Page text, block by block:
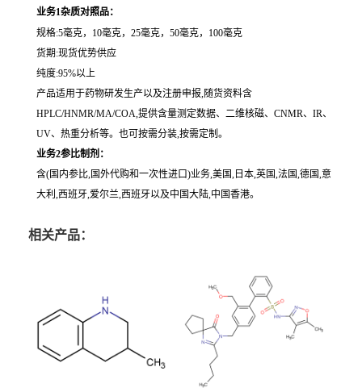
业务1杂质对照品：
规格:5毫克，10毫克，25毫克，50毫克，100毫克
货期:现货优势供应
纯度:95%以上
产品适用于药物研发生产以及注册申报,随货资料含
HPLC/HNMR/MA/COA,提供含量测定数据、二维核磁、CNMR、IR、
UV、热重分析等。也可按需分装,按需定制。
业务2参比制剂：
含(国内参比,国外代购和一次性进口)业务,美国,日本,英国,法国,德国,意
大利,西班牙,爱尔兰,西班牙以及中国大陆,中国香港。
相关产品：